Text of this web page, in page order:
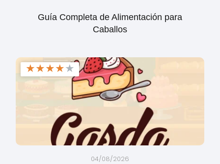
Guía Completa de Alimentación para
Caballos
★★★★★
04/08/2026